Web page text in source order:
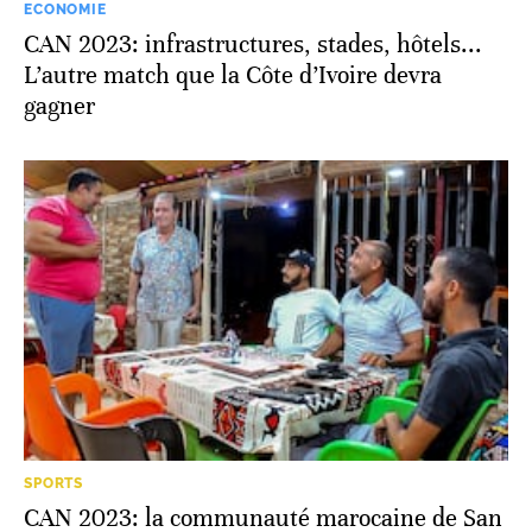
ECONOMIE
CAN 2023: infrastructures, stades, hôtels...
L’autre match que la Côte d’Ivoire devra
gagner
SPORTS
CAN 2023: la communauté marocaine de San